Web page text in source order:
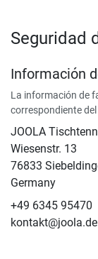
Seguridad
Información
La información de
correspondiente
JOOLA
Wiesenstr. 13
76833
Germany
+49 6345 95470
kontakt@joola.de